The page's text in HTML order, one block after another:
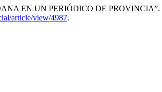
EN UN PERIÓDICO DE PROVINCIA”.
article/view/4987.